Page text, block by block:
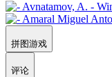
拼图游戏
评论